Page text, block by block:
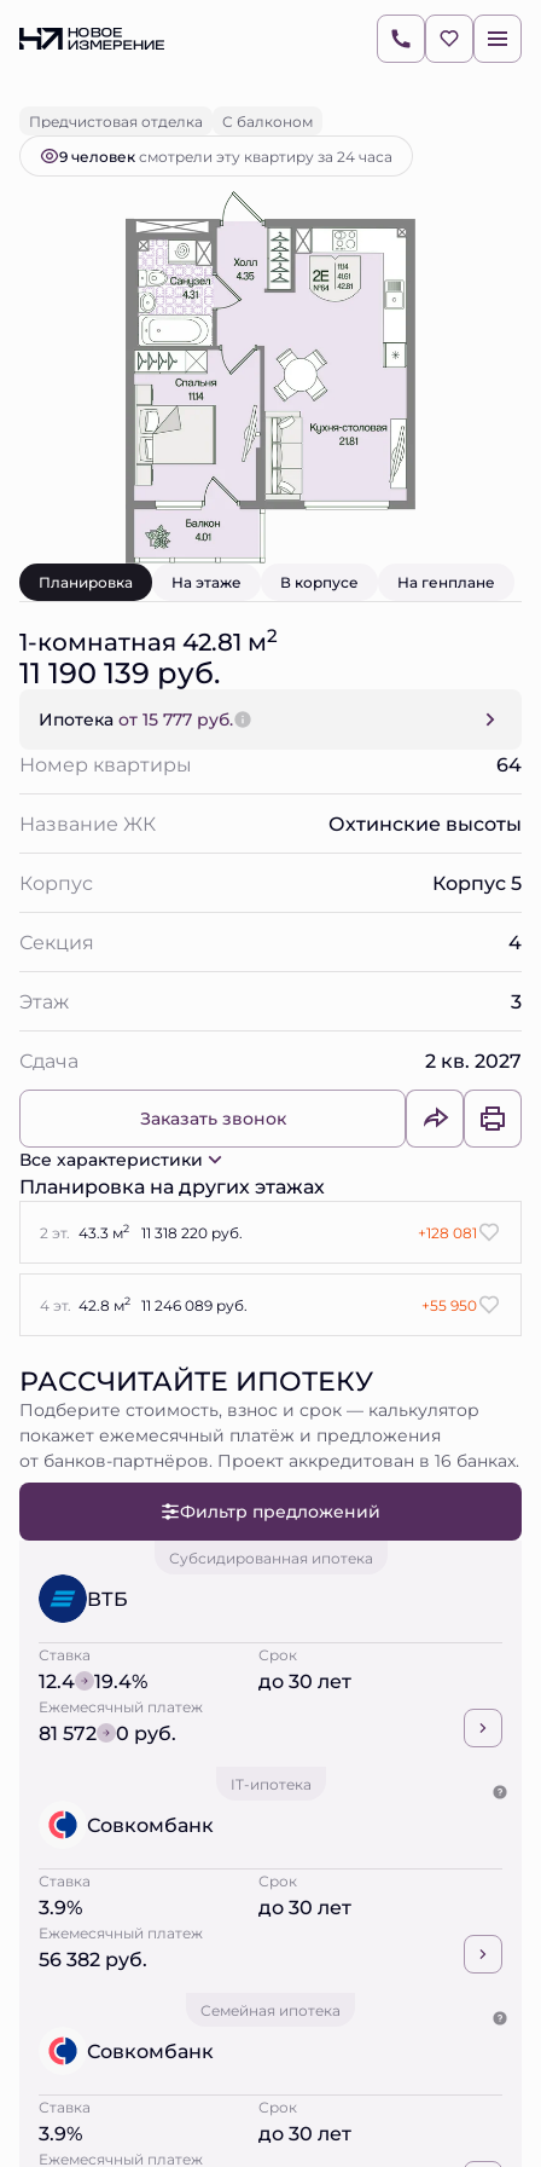
1-комнатная 11 190 139 руб.
Ипотекаот 15 777 руб.
Предчистовая отделка
С балконом
9 человексмотрели эту квартиру за 24 часа
Планировка На этаже В корпусе На генплане
1-комнатная 42.81 м2
11 190 139 руб.
Ипотека от 15 777 руб.
Номер квартиры 64
Название ЖК Охтинские высоты
Корпус Корпус 5
Секция 4
Этаж 3
Сдача 2 кв. 2027
Заказать звонок
Все характеристики
Планировка на других этажах
2 эт. 43.3 м2 11 318 220 руб. +128 081
4 эт. 42.8 м2 11 246 089 руб. +55 950
РАССЧИТАЙТЕ ИПОТЕКУ
Подберите стоимость, взнос и срок — калькулятор
покажет ежемесячный платёж и предложения
от банков-партнёров. Проект аккредитован в 16 банках.
Фильтр предложений
Субсидированная ипотека
ВТБ
Ставка
12.4 19.4%
Срок
до 30 лет
Ежемесячный платеж
81 572 0 руб.
IT-ипотека
Совкомбанк
Ставка
3.9%
Срок
до 30 лет
Ежемесячный платеж
56 382 руб.
Семейная ипотека
Совкомбанк
Ставка
3.9%
Срок
до 30 лет
Ежемесячный платеж